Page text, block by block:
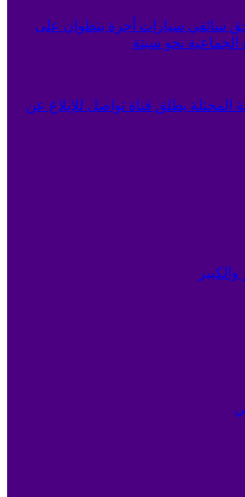
سائقي سيارات أجرة بتطوان على
الجماعية نحو سبتة
المحتلة يطلق قناة تواصل للإبلاغ عن